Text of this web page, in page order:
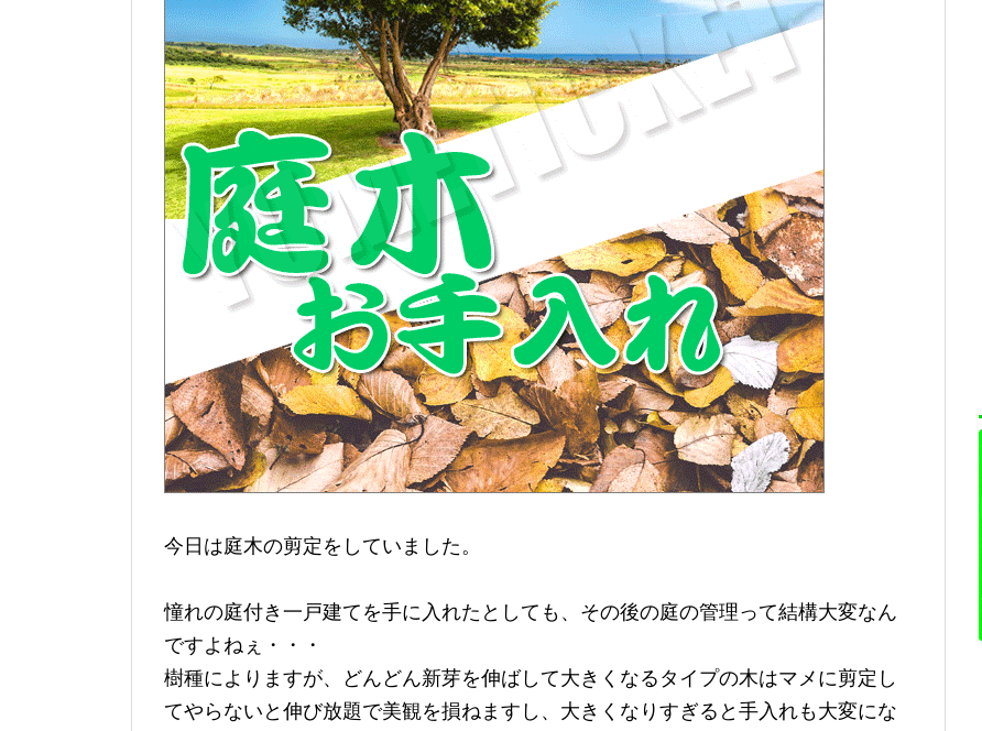
今日は庭木の剪定をしていました。
憧れの庭付き一戸建てを手に入れたとしても、その後の庭の管理って結構大変なん
ですよねぇ・・・
樹種によりますが、どんどん新芽を伸ばして大きくなるタイプの木はマメに剪定し
てやらないと伸び放題で美観を損ねますし、大きくなりすぎると手入れも大変にな